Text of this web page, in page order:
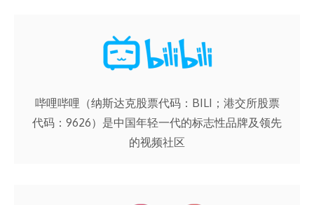
哔哩哔哩（纳斯达克股票代码：BILI；港交所股票
代码：9626）是中国年轻一代的标志性品牌及领先
的视频社区